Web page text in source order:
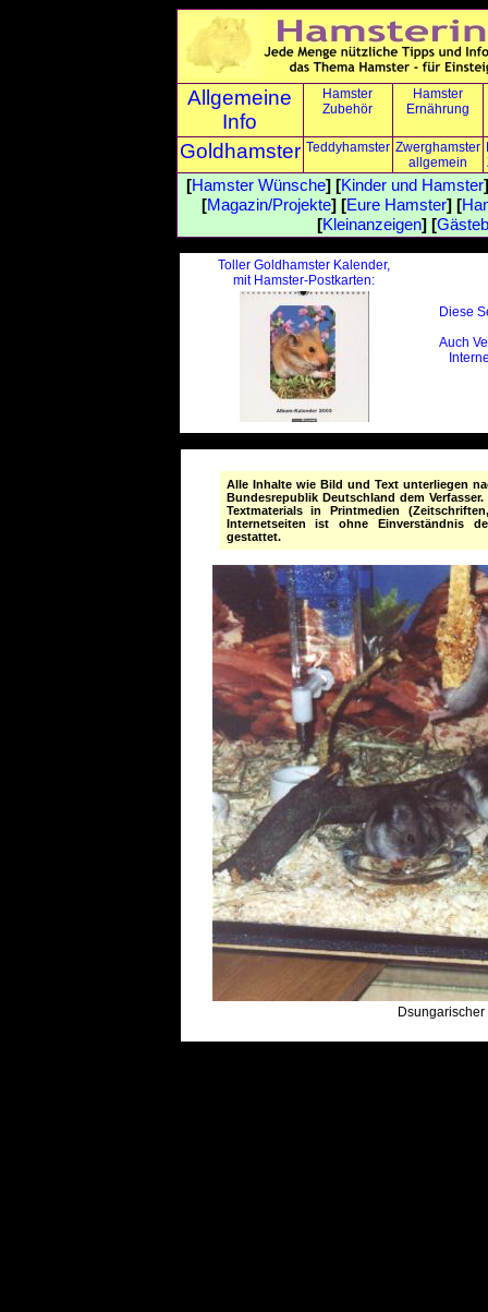
Allgemeine
Info
Hamster
Zubehör
Hamster
Ernährung
Goldhamster Teddyhamster Zwerghamster
allgemein
[Hamster Wünsche] [Kinder und Hamster
[Magazin/Projekte] [Eure Hamster] [
[Kleinanzeigen] [
Toller Goldhamster Kalender,
mit Hamster-Postkarten:
Diese
Auch
Alle Inhalte wie Bild und Text unterliegen
Bundesrepublik Deutschland dem
Textmaterials in Printmedien
Internetseiten ist ohne Einverständnis
gestattet.